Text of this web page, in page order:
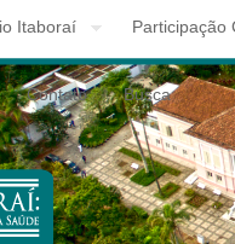
Itaboraí Participação
Contato Busca